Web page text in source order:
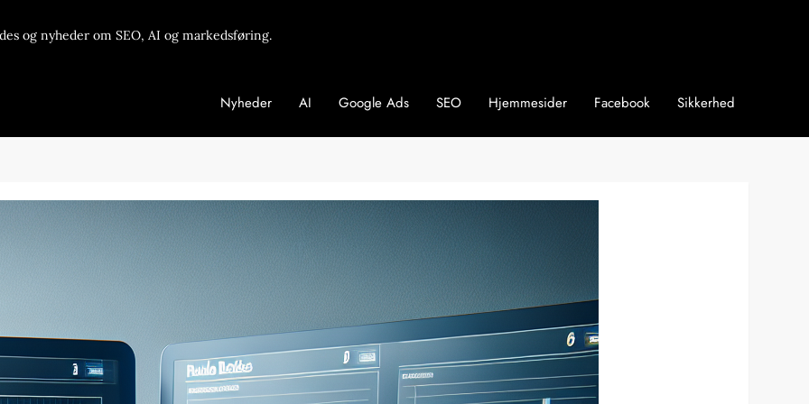
og nyheder om SEO, AI og markedsføring.
Nyheder AI Google Ads SEO Hjemmesider Facebook Sikkerhed